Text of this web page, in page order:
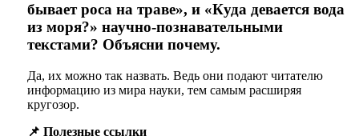
бывает роса на траве», и «Куда девается вода
из моря?» научно-познавательными
текстами? Объясни почему.
Да, их можно так назвать. Ведь они подают читателю
информацию из мира науки, тем самым расширяя
кругозор.
📌 Полезные ссылки